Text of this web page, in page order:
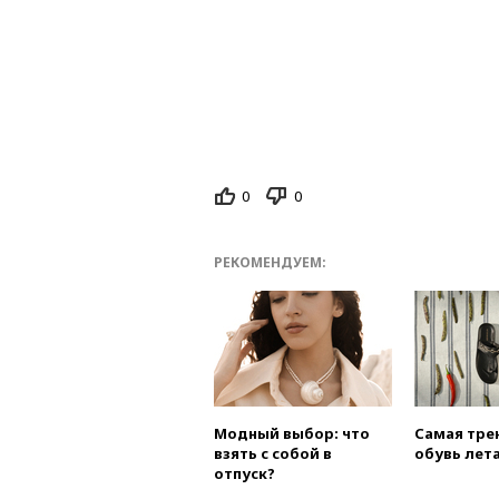
0 0
РЕКОМЕНДУЕМ:
Модный выбор: что
взять с собой в
отпуск?
Самая
обувь